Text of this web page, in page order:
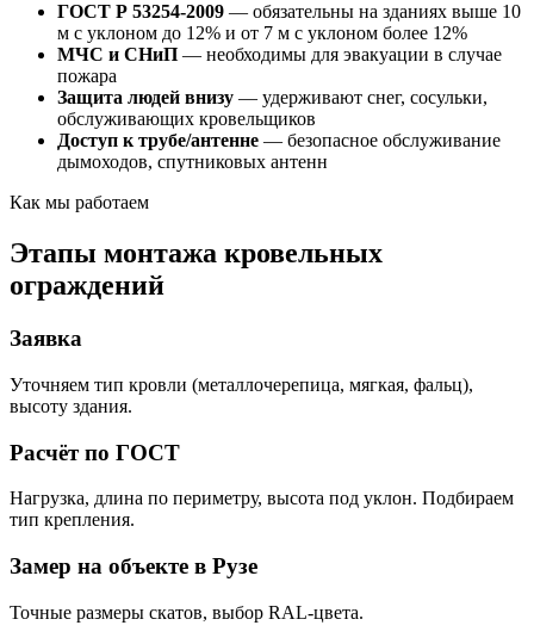
ГОСТ Р 53254-2009 — обязательны на зданиях выше 10
м с уклоном до 12% и от 7 м с уклоном более 12%
МЧС и СНиП — необходимы для эвакуации в случае
пожара
Защита людей внизу — удерживают снег, сосульки,
обслуживающих кровельщиков
Доступ к трубе/антенне — безопасное обслуживание
дымоходов, спутниковых антенн
Как мы работаем
Этапы монтажа кровельных
ограждений
Заявка
Уточняем тип кровли (металлочерепица, мягкая, фальц),
высоту здания.
Расчёт по ГОСТ
Нагрузка, длина по периметру, высота под уклон. Подбираем
тип крепления.
Замер на объекте в Рузе
Точные размеры скатов, выбор RAL-цвета.